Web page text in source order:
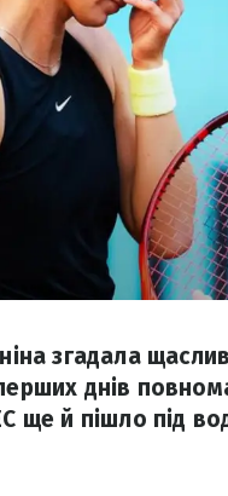
згадала
днів
ще й пішло під